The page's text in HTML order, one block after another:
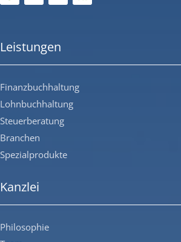
Leistungen
Finanzbuchhaltung
Lohnbuchhaltung
Steuerberatung
Branchen
Spezialprodukte
Kanzlei
Philosophie